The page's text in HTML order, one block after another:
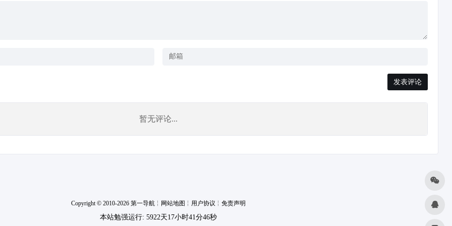
发表评论
暂无评论...
Copyright © 2010-2026 第一导航 ╎ 网站地图 ╎ 用户协议 ╎ 免责声明
本站勉强运行: 5922天17小时41分47秒